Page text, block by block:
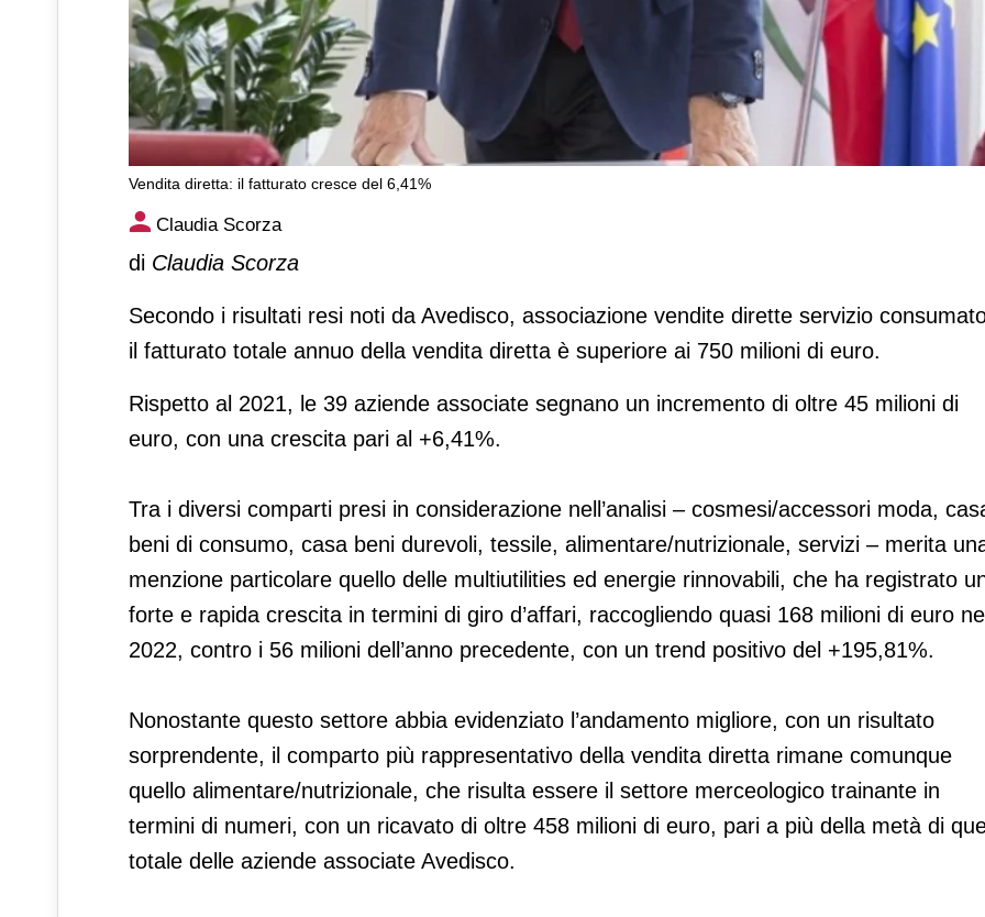
Vendita diretta: il fatturato cresce del 6,41%
Vendita diretta: il fatturato cresce del 6,41%
Claudia Scorza
di Claudia Scorza
Secondo i risultati resi noti da Avedisco, associazione vendite dirette servizio
il fatturato totale annuo della vendita diretta è superiore ai 750 milioni di euro.
Rispetto al 2021, le 39 aziende associate segnano un incremento di oltre 45 milioni di
euro, con una crescita pari al +6,41%.
Tra i diversi comparti presi in considerazione nell’analisi – cosmesi/accessori moda,
beni di consumo, casa beni durevoli, tessile, alimentare/nutrizionale, servizi – merita
menzione particolare quello delle multiutilities ed energie rinnovabili, che ha registrato
forte e rapida crescita in termini di giro d’affari, raccogliendo quasi 168 milioni di euro
2022, contro i 56 milioni dell’anno precedente, con un trend positivo del +195,81%.
Nonostante questo settore abbia evidenziato l’andamento migliore, con un risultato
sorprendente, il comparto più rappresentativo della vendita diretta rimane comunque
quello alimentare/nutrizionale, che risulta essere il settore merceologico trainante in
termini di numeri, con un ricavato di oltre 458 milioni di euro, pari a più della metà di
totale delle aziende associate Avedisco.